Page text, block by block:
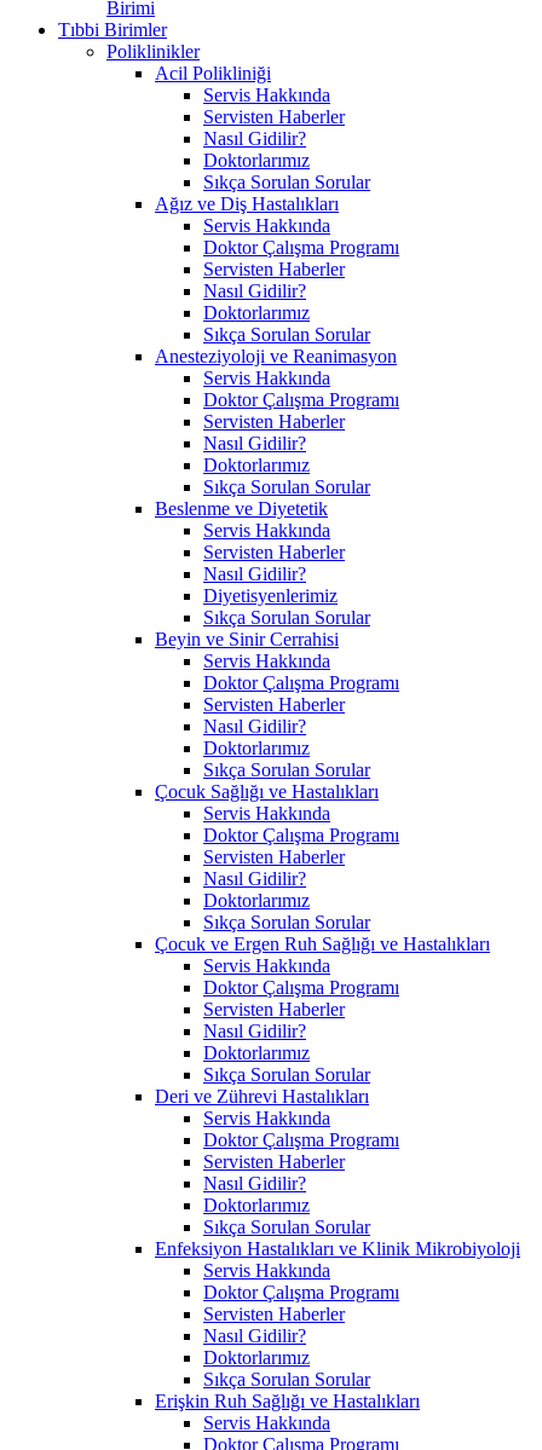
Birimi
Tıbbi Birimler
Poliklinikler
Acil Polikliniği
Servis Hakkında
Servisten Haberler
Nasıl Gidilir?
Doktorlarımız
Sıkça Sorulan Sorular
Ağız ve Diş Hastalıkları
Servis Hakkında
Doktor Çalışma Programı
Servisten Haberler
Nasıl Gidilir?
Doktorlarımız
Sıkça Sorulan Sorular
Anesteziyoloji ve Reanimasyon
Servis Hakkında
Doktor Çalışma Programı
Servisten Haberler
Nasıl Gidilir?
Doktorlarımız
Sıkça Sorulan Sorular
Beslenme ve Diyetetik
Servis Hakkında
Servisten Haberler
Nasıl Gidilir?
Diyetisyenlerimiz
Sıkça Sorulan Sorular
Beyin ve Sinir Cerrahisi
Servis Hakkında
Doktor Çalışma Programı
Servisten Haberler
Nasıl Gidilir?
Doktorlarımız
Sıkça Sorulan Sorular
Çocuk Sağlığı ve Hastalıkları
Servis Hakkında
Doktor Çalışma Programı
Servisten Haberler
Nasıl Gidilir?
Doktorlarımız
Sıkça Sorulan Sorular
Çocuk ve Ergen Ruh Sağlığı ve Hastalıkları
Servis Hakkında
Doktor Çalışma Programı
Servisten Haberler
Nasıl Gidilir?
Doktorlarımız
Sıkça Sorulan Sorular
Deri ve Zührevi Hastalıkları
Servis Hakkında
Doktor Çalışma Programı
Servisten Haberler
Nasıl Gidilir?
Doktorlarımız
Sıkça Sorulan Sorular
Enfeksiyon Hastalıkları ve Klinik Mikrobiyoloji
Servis Hakkında
Doktor Çalışma Programı
Servisten Haberler
Nasıl Gidilir?
Doktorlarımız
Sıkça Sorulan Sorular
Erişkin Ruh Sağlığı ve Hastalıkları
Servis Hakkında
Doktor Çalışma Programı